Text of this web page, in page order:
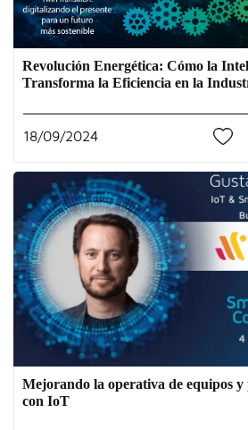
Revolución Energética: Cómo la
Transforma la Eficiencia en la
18/09/2024
Mejorando la operativa de equipos
con IoT